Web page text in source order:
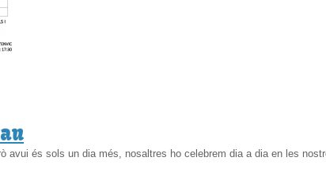
avui és sols un dia més, nosaltres ho celebrem dia a dia en les